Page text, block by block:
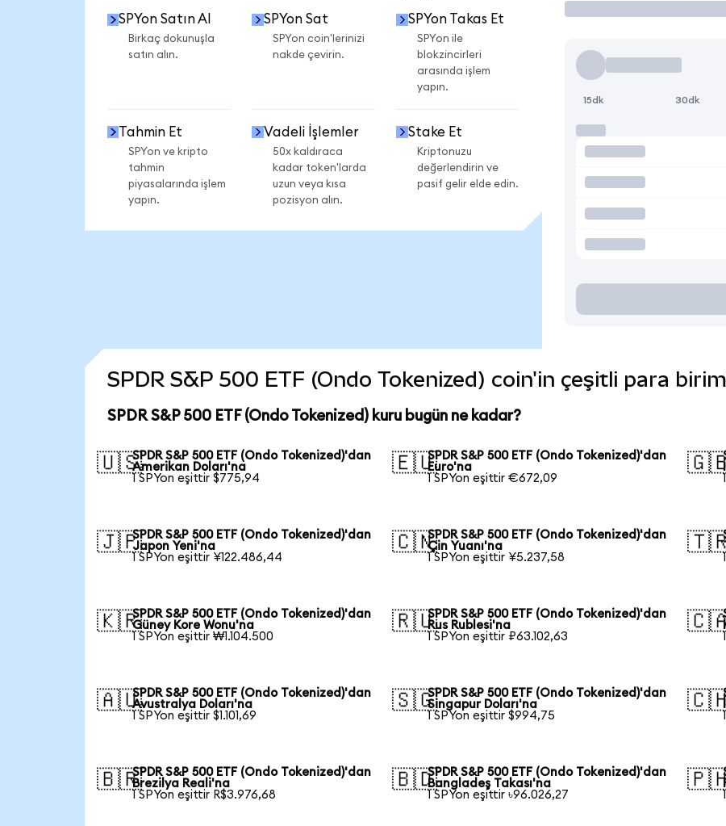
SPYon Satın Al
Birkaç dokunuşla
satın alın.
SPYon Sat
SPYon coin'lerinizi
nakde çevirin.
SPYon Takas Et
SPYon ile
blokzincirleri
arasında işlem
yapın.
Tahmin Et
SPYon ve kripto
tahmin
piyasalarında işlem
yapın.
Vadeli İşlemler
50x kaldıraca
kadar token'larda
uzun veya kısa
pozisyon alın.
Stake Et
Kriptonuzu
değerlendirin ve
pasif gelir elde edin.
15dk 30dk
SPDR S&P 500 ETF (Ondo Tokenized) coin'in çeşitli para
SPDR S&P 500 ETF (Ondo Tokenized) kuru bugün ne kadar?
🇺🇸SPDR S&P 500 ETF (Ondo Tokenized)'dan
Amerikan Doları'na
1 SPYon eşittir $775,94
🇪🇺SPDR S&P 500 ETF (Ondo Tokenized)'dan
Euro'na
1 SPYon eşittir €672,09
🇯🇵SPDR S&P 500 ETF (Ondo Tokenized)'dan
Japon Yeni'na
1 SPYon eşittir ¥122.486,44
🇨🇳SPDR S&P 500 ETF (Ondo Tokenized)'dan
Çin Yuanı'na
1 SPYon eşittir ¥5.237,58
🇰🇷SPDR S&P 500 ETF (Ondo Tokenized)'dan
Güney Kore Wonu'na
1 SPYon eşittir ₩1.104.500
🇷🇺SPDR S&P 500 ETF (Ondo Tokenized)'dan
Rus Rublesi'na
1 SPYon eşittir ₽63.102,63
🇦🇺SPDR S&P 500 ETF (Ondo Tokenized)'dan
Avustralya Doları'na
1 SPYon eşittir $1.101,69
🇸🇬SPDR S&P 500 ETF (Ondo Tokenized)'dan
Singapur Doları'na
1 SPYon eşittir $994,75
🇧🇷SPDR S&P 500 ETF (Ondo Tokenized)'dan
Brezilya Reali'na
1 SPYon eşittir R$3.976,68
🇧🇩SPDR S&P 500 ETF (Ondo Tokenized)'dan
Bangladeş Takası'na
1 SPYon eşittir ৳96.026,27